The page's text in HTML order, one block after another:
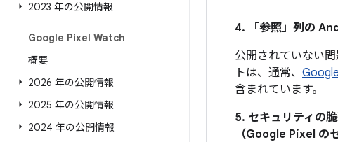
2023 年の公開情報
Google Pixel Watch
概要
2026 年の公開情報
2025 年の公開情報
2024 年の公開情報
4. 「参照」 列の
公開されていない
トは、通常、
含まれています。
5. セキュリティの
（Google Pixel の